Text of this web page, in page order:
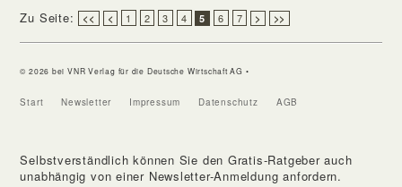
Zu Seite: << < 1 2 3 4 5 6 7 > >>
© 2026 bei VNR Verlag für die Deutsche Wirtschaft AG •
Start Newsletter Impressum Datenschutz AGB
Selbstverständlich können Sie den Gratis-Ratgeber auch
unabhängig von einer Newsletter-Anmeldung anfordern.